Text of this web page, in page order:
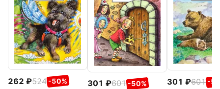
262 524 -50% 301 601 -50% 301 601 -